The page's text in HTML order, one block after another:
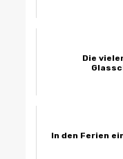
Die
In den Ferien